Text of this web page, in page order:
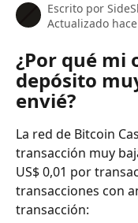
Escrito por
Actualizado
¿Por qué mi
depósito
envié?
La red de Bitcoin
transacción muy
US$ 0,01 por
transacciones con
transacción: